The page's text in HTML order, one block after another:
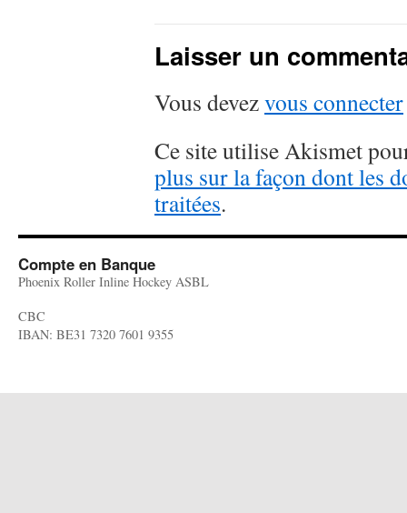
Laisser un
Vous devezvous connecter
Ce site utilise Akismet
plus sur la façon dont les
traitées.
Compte en Banque
Phoenix Roller Inline Hockey ASBL
CBC
IBAN: BE31 7320 7601 9355